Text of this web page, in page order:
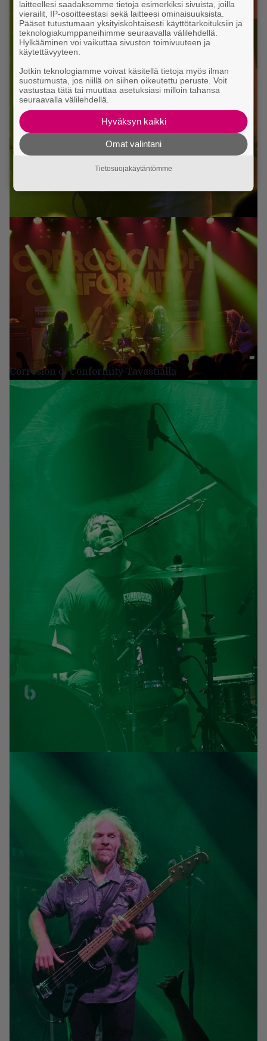
Corrosion of Conformity Tavastialla
laitteellesi saadaksemme tietoja esimerkiksi sivuista, joilla
vierailit, IP-osoitteestasi sekä laitteesi ominaisuuksista.
Pääset tutustumaan yksityiskohtaisesti käyttötarkoituksiin ja
teknologiakumppaneihimme seuraavalla välilehdellä.
Hylkääminen voi vaikuttaa sivuston toimivuuteen ja
käytettävyyteen.
Jotkin teknologiamme voivat käsitellä tietoja myös ilman
suostumusta, jos niillä on siihen oikeutettu peruste. Voit
vastustaa tätä tai muuttaa asetuksiasi milloin tahansa
seuraavalla välilehdellä.
Hyväksyn kaikki
Omat valintani
Tietosuojakäytäntömme